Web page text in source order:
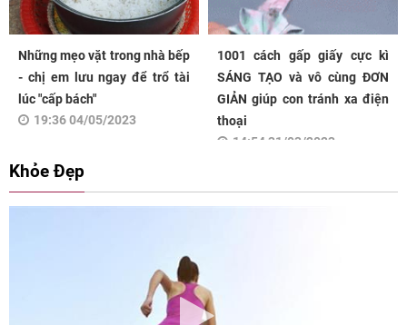
Những mẹo vặt trong nhà bếp
- chị em lưu ngay để trổ tài
lúc "cấp bách"
19:36 04/05/2023
1001 cách gấp giấy cực kì
SÁNG TẠO và vô cùng ĐƠN
GIẢN giúp con tránh xa điện
thoại
14:54 31/03/2023
Khỏe Đẹp